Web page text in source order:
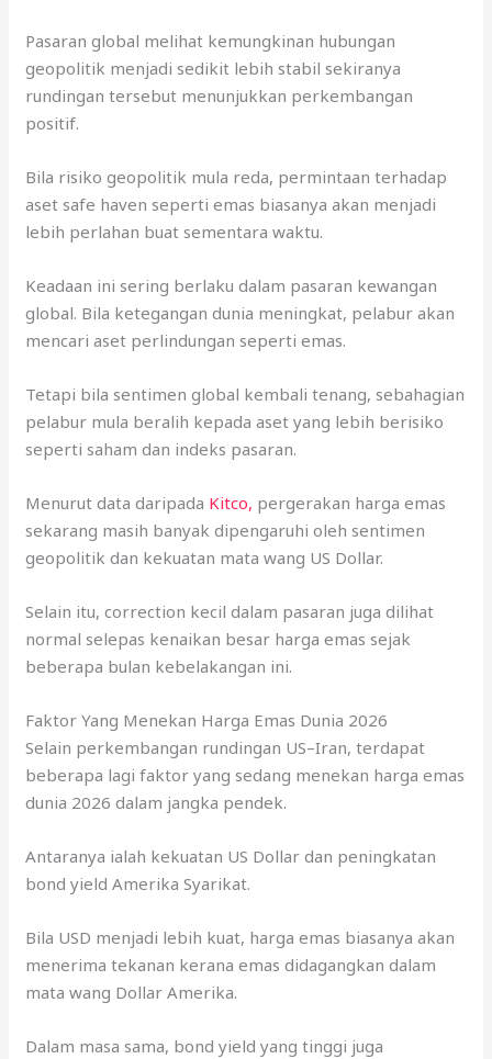
Pasaran global melihat kemungkinan hubungan
geopolitik menjadi sedikit lebih stabil sekiranya
rundingan tersebut menunjukkan perkembangan
positif.
Bila risiko geopolitik mula reda, permintaan terhadap
aset safe haven seperti emas biasanya akan menjadi
lebih perlahan buat sementara waktu.
Keadaan ini sering berlaku dalam pasaran kewangan
global. Bila ketegangan dunia meningkat, pelabur akan
mencari aset perlindungan seperti emas.
Tetapi bila sentimen global kembali tenang, sebahagian
pelabur mula beralih kepada aset yang lebih berisiko
seperti saham dan indeks pasaran.
Menurut data daripada Kitco, pergerakan harga emas
sekarang masih banyak dipengaruhi oleh sentimen
geopolitik dan kekuatan mata wang US Dollar.
Selain itu, correction kecil dalam pasaran juga dilihat
normal selepas kenaikan besar harga emas sejak
beberapa bulan kebelakangan ini.
Faktor Yang Menekan Harga Emas Dunia 2026
Selain perkembangan rundingan US–Iran, terdapat
beberapa lagi faktor yang sedang menekan harga emas
dunia 2026 dalam jangka pendek.
Antaranya ialah kekuatan US Dollar dan peningkatan
bond yield Amerika Syarikat.
Bila USD menjadi lebih kuat, harga emas biasanya akan
menerima tekanan kerana emas didagangkan dalam
mata wang Dollar Amerika.
Dalam masa sama, bond yield yang tinggi juga